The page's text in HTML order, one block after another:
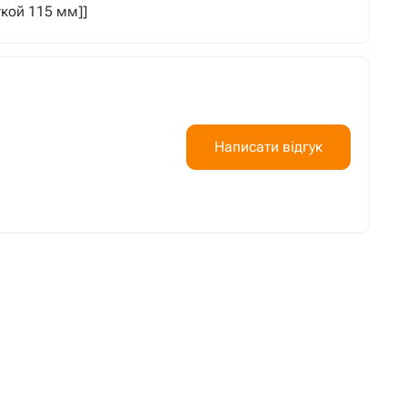
115 мм]]
Написати відгук